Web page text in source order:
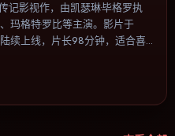
记影视作，由凯瑟琳·毕格罗执
玛格特·罗比等主演。影片于
续上线，片长98分钟，适合喜
统一，可作为休闲观影或类型片